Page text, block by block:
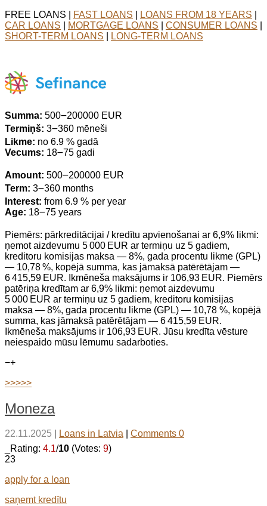
FREE LOANS |
FAST LOANS LOANS FROM 18 YEARS
CAR LOANS
MORTGAGE LOANS CONSUMER LOANS
SHORT-TERM LOANS
LONG-TERM LOANS
Summa: 500౼200000 EUR
Termiņš: 3౼360 mēneši
Likme: no 6.9 % gadā
Vecums: 18౼75 gadi
Amount: 500౼200000 EUR
Term: 3౼360 months
Interest: from 6.9 % per year
Age: 18౼75 years
Piemērs: pārkreditācijai / kredītu apvienošanai ar 6,9% likmi:
ņemot aizdevumu 5 000 EUR ar termiņu uz 5 gadiem,
kreditoru komisijas maksa — 8%, gada procentu likme (GPL)
— 10,78 %, kopējā summa, kas jāmaksā patērētājam —
6 415,59 EUR. Ikmēneša maksājums ir 106,93 EUR. Piemērs
patēriņa kredītam ar 6,9% likmi: ņemot aizdevumu
5 000 EUR ar termiņu uz 5 gadiem, kreditoru komisijas
maksa — 8%, gada procentu likme (GPL) — 10,78 %, kopējā
summa, kas jāmaksā patērētājam — 6 415,59 EUR.
Ikmēneša maksājums ir 106,93 EUR. Jūsu kredīta vēsture
neiespaido mūsu lēmumu sadarboties.
−+
>>>>>
Moneza
22.11.2025 Loans in Latvia
Comments 0
_Rating: 4.1/10 (Votes: 9)
23
apply for a loan
saņemt kredītu